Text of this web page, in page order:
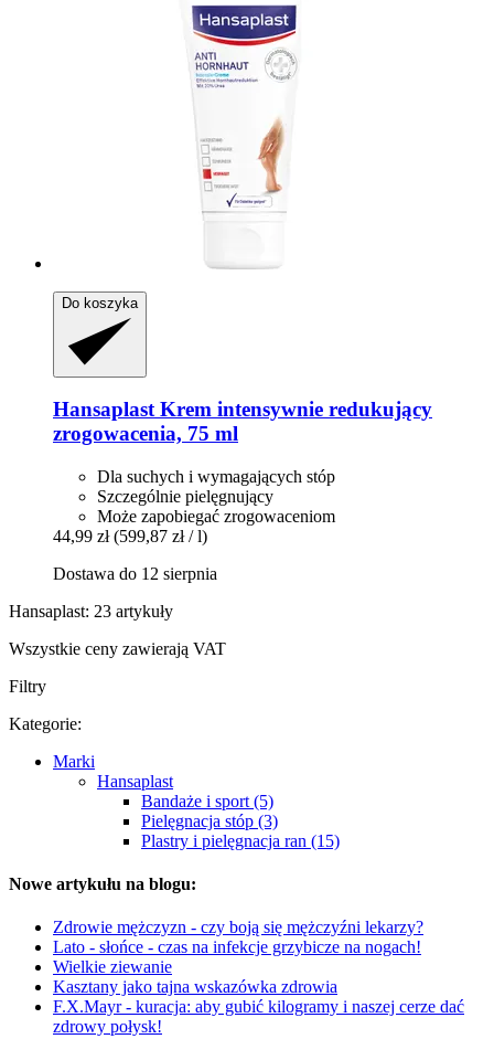
Do koszyka
HansaplastKrem intensywnie redukujący
zrogowacenia, 75 ml
Dla suchych i wymagających stóp
Szczególnie pielęgnujący
Może zapobiegać zrogowaceniom
44,99 zł (599,87 zł / l)
Dostawa do 12 sierpnia
Hansaplast: 23 artykuły
Wszystkie ceny zawierają VAT
Filtry
Kategorie:
Marki
Hansaplast
Bandaże i sport (5)
Pielęgnacja stóp (3)
Plastry i pielęgnacja ran (15)
Nowe artykułu na blogu:
Zdrowie mężczyzn - czy boją się mężczyźni lekarzy?
Lato - słońce - czas na infekcje grzybicze na nogach!
Wielkie ziewanie
Kasztany jako tajna wskazówka zdrowia
F.X.Mayr - kuracja: aby gubić kilogramy i naszej cerze dać
zdrowy połysk!